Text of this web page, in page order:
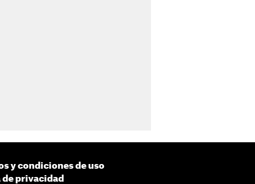
y condiciones de uso
de privacidad